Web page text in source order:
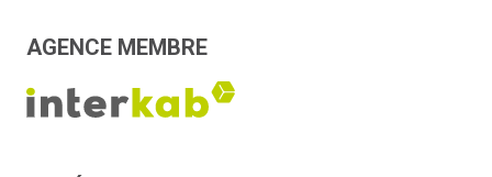
AGENCE MEMBRE